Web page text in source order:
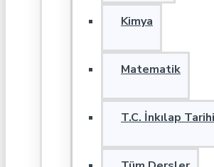
Kimya
Matematik
T.C. İnkılap